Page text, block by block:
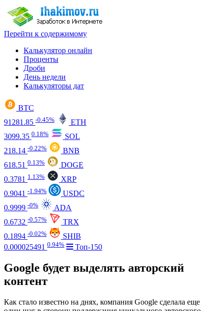
Перейти к содержимому
Калькулятор онлайн
Проценты
Дроби
День недели
Калькуляторы дат
BTC
91281.85 -0.45%
ETH
3099.35 0.18%
SOL
218.14 -0.22%
BNB
618.51 0.13%
DOGE
0.3781 1.13%
XRP
0.9041 -1.94%
USDC
0.9999 -0%
ADA
0.6732 -0.57%
TRX
0.1894 -0.02%
SHIB
0.000025491 0.94% Топ-150
Google будет выделять авторский
контент
Как стало известно на днях, компания Google сделала еще